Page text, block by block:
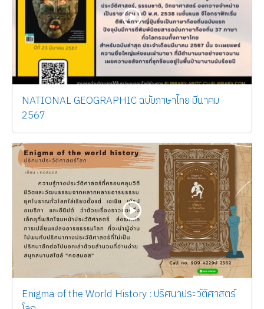
NATIONAL GEOGRAPHIC ฉบับภาษาไทย มีนาคม
2567
Enigma of the World History : ปริศนาประวัติศาสตร์